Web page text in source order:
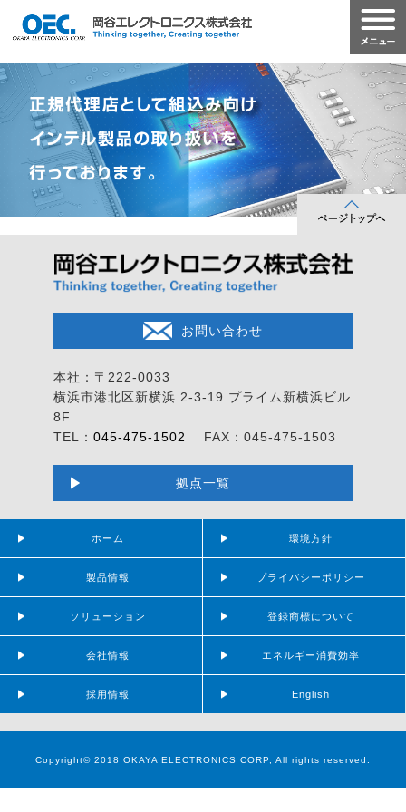
お問い合わせ
本社：〒222-0033
横浜市港北区新横浜 2-3-19 プライム新横浜ビル
8F
TEL： 045-475-1502 FAX：045-475-1503
拠点一覧
ホーム
製品情報
ソリューション
会社情報
採用情報
環境方針
プライバシーポリシー
登録商標について
エネルギー消費効率
English
Copyright© 2018 OKAYA ELECTRONICS CORP, All rights reserved.